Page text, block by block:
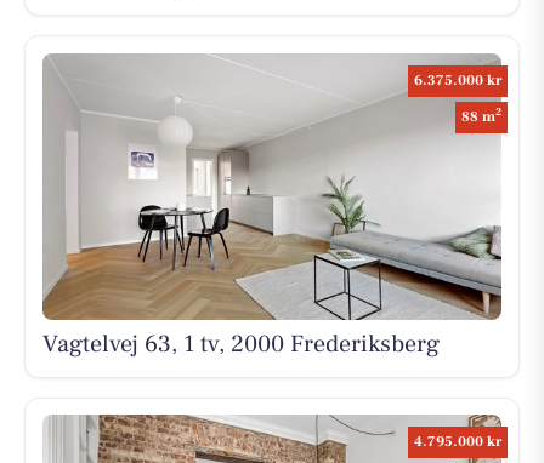
6.375.000 kr
88 m2
Vagtelvej 63, 1 tv, 2000 Frederiksberg
4.795.000 kr